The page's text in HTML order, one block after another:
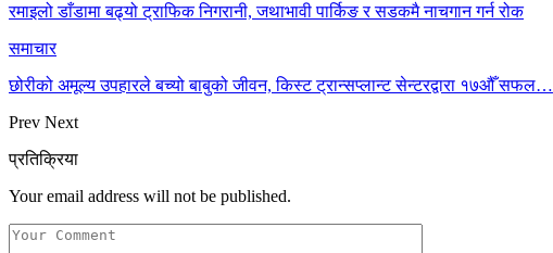
रमाइलो डाँडामा बढ्यो ट्राफिक निगरानी, जथाभावी पार्किङ र सडकमै नाचगान गर्न रोक
समाचार
छोरीको अमूल्य उपहारले बच्यो बाबुको जीवन, किस्ट ट्रान्सप्लान्ट सेन्टरद्वारा १७औँ सफल…
Prev Next
प्रतिक्रिया
Your email address will not be published.